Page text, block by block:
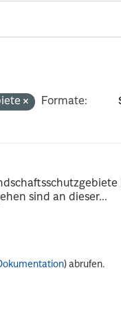
Formate:
sind an dieser...
) abrufen.